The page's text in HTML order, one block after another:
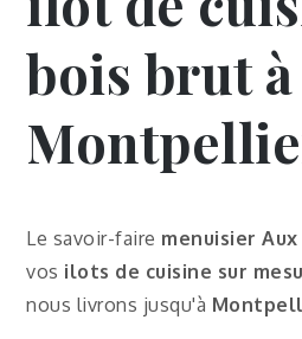
bois brut à
Le savoir-faire menuisier
vos ilots de cuisine sur
nous livrons jusqu'à